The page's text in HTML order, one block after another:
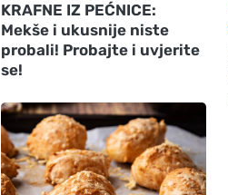
KRAFNE IZ PEĆNICE:
Mekše i ukusnije niste
probali! Probajte i uvjerite
se!